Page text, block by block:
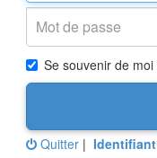
Se souvenir de moi
Quitter |